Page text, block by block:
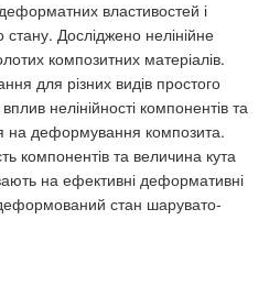
властивостей і
Досліджено нелінійне
композитних матеріалів.
для різних видів простого
нелінійності компонентів та
на деформування композита.
компонентів та величина кута
на ефективні деформативні
стан шарувато-